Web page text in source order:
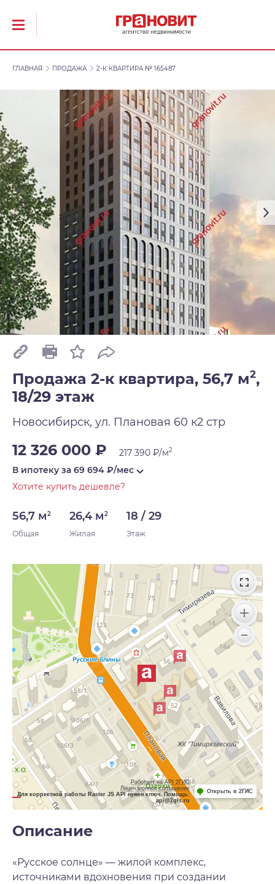
ГЛАВНАЯ ПРОДАЖА 2-К КВАРТИРА № 165487
Продажа 2-к квартира, 56,7 м2,
18/29 этаж
Новосибирск, ул. Плановая 60 к2 стр
12 326 000 ₽ 217 390 ₽/м2
В ипотеку за 69 694 ₽/мес
Хотите купить дешевле?
56,7 м2
Общая
26,4 м2
Жилая
18 / 29
Этаж
Работает на API 2ГИС
Лицензионное соглашение
Для корректной работы Raster JS API нужен ключ. Помощь:
api@2gis.ru
Открыть в 2ГИС
Описание
«Русское солнце» — жилой комплекс,
источниками вдохновения при создании